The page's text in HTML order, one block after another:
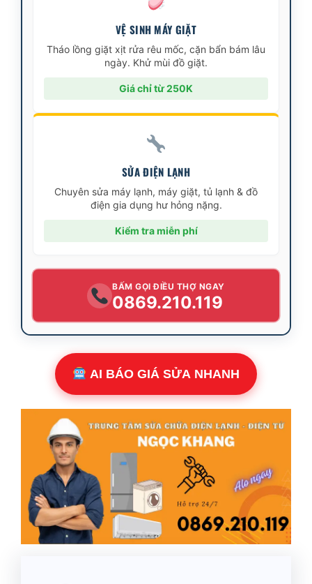
VỆ SINH MÁY GIẶT
Tháo lồng giặt xịt rửa rêu mốc, cặn bẩn bám lâu
ngày. Khử mùi đồ giặt.
Giá chỉ từ 250K
SỬA ĐIỆN LẠNH
Chuyên sửa máy lạnh, máy giặt, tủ lạnh & đồ
điện gia dụng hư hỏng nặng.
Kiểm tra miễn phí
BẤM GỌI ĐIỀU THỢ NGAY
0869.210.119
AI BÁO GIÁ SỬA NHANH